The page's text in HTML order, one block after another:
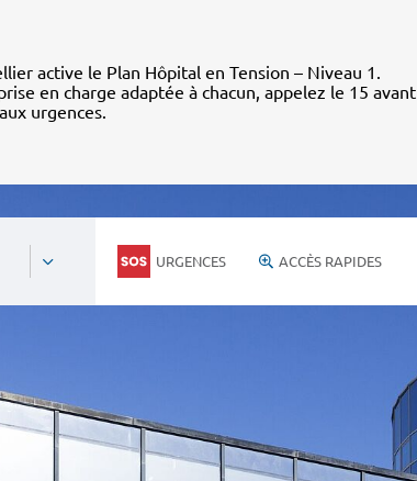
active le Plan Hôpital en Tension – Niveau 1.
en charge adaptée à chacun, appelez le 15 avant
urgences.
URGENCES ACCÈS RAPIDES